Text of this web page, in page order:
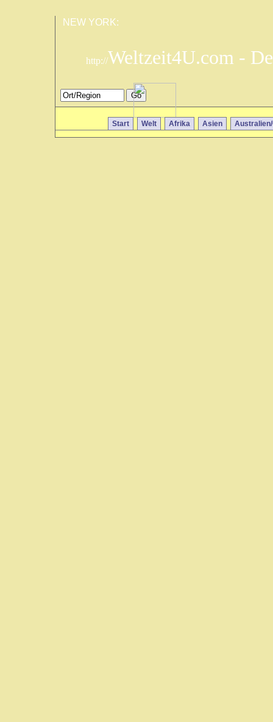
NEW YORK:
http://Weltzeit4U.com -
Start Welt Afrika Asien